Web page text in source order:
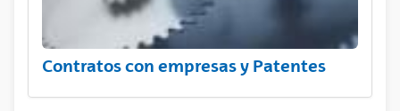
Contratos con empresas y Patentes